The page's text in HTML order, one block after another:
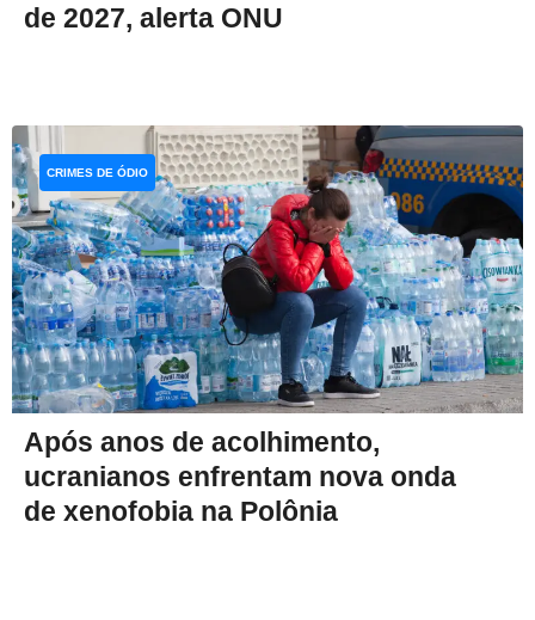
de 2027, alerta ONU
Após anos de acolhimento,
ucranianos enfrentam nova onda
de xenofobia na Polônia
CRIMES DE ÓDIO